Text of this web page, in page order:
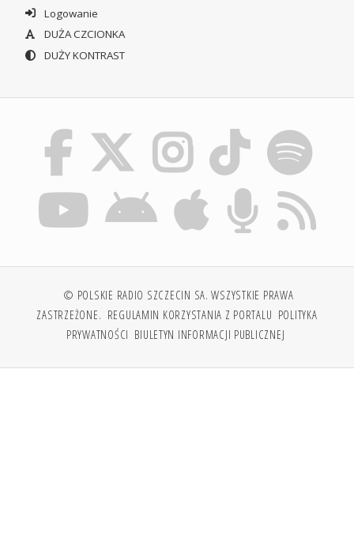
Logowanie
DUŻA CZCIONKA
DUŻY KONTRAST
© POLSKIE RADIO SZCZECIN SA. WSZYSTKIE PRAWA
ZASTRZEŻONE. REGULAMIN KORZYSTANIA Z PORTALU POLITYKA
PRYWATNOŚCI BIULETYN INFORMACJI PUBLICZNEJ